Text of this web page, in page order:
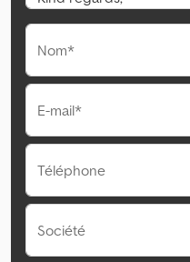
Nom*
E-mail*
Téléphone
Société